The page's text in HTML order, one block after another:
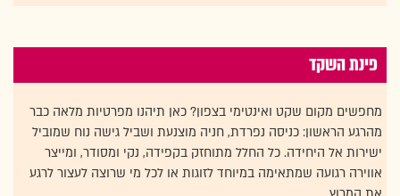
פינת השקד
מחפשים מקום שקט ואינטימי בצפון? כאן תיהנו מפרטיות מלאה כבר
מהרגע הראשון: כניסה נפרדת, חניה מוצנעת ושביל גישה נוח שמוביל
ישירות אל היחידה. כל החלל מתוחזק בקפידה, נקי ומסודר, ומייצר
אווירה רגועה שמתאימה במיוחד לזוגות או לכל מי שרוצה לעצור לרגע